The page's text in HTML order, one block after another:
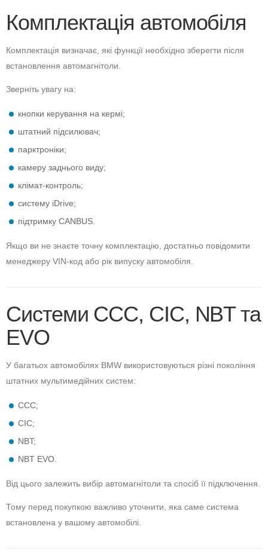
Комплектація автомобіля
Комплектація визначає, які функції необхідно зберегти після
встановлення автомагнітоли.
Зверніть увагу на:
кнопки керування на кермі;
штатний підсилювач;
парктроніки;
камеру заднього виду;
клімат-контроль;
систему iDrive;
підтримку CANBUS.
Якщо ви не знаєте точну комплектацію, достатньо повідомити
менеджеру VIN-код або рік випуску автомобіля.
Системи CCC, CIC, NBT та
EVO
У багатьох автомобілях BMW використовуються різні покоління
штатних мультимедійних систем:
CCC;
CIC;
NBT;
NBT EVO.
Від цього залежить вибір автомагнітоли та спосіб її підключення.
Тому перед покупкою важливо уточнити, яка саме система
встановлена у вашому автомобілі.